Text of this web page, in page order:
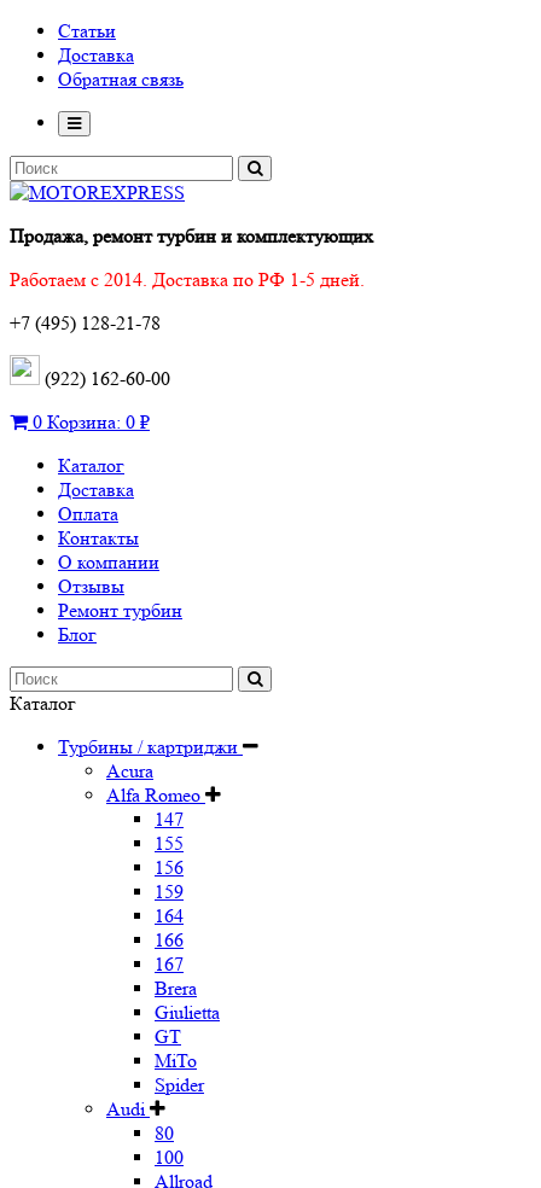
Статьи
Доставка
Обратная связь
Продажа, ремонт турбин и комплектующих
Работаем с 2014. Доставка по РФ 1-5 дней.
+7 (495) 128-21-78
(922) 162-60-00
0 Корзина: 0 ₽
Каталог
Доставка
Оплата
Контакты
О компании
Отзывы
Ремонт турбин
Блог
Каталог
Турбины / картриджи
Acura
Alfa Romeo
147
155
156
159
164
166
167
Brera
Giulietta
GT
MiTo
Spider
Audi
80
100
Allroad